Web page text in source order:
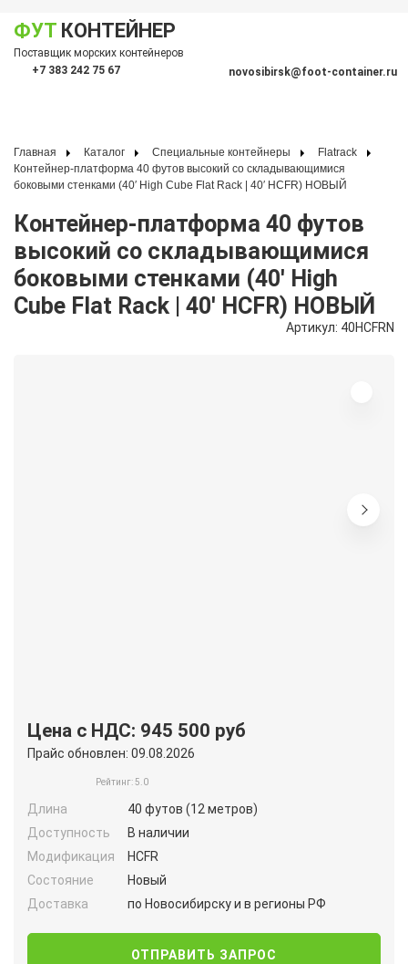
ФУТ КОНТЕЙНЕР
Поставщик морских контейнеров
+7 383 242 75 67
novosibirsk@foot-container.ru
Главная Каталог Специальные контейнеры
Flatrack
Контейнер-платформа 40 футов высокий со складывающимися
боковыми стенками (40′ High Cube Flat Rack | 40′ HCFR) НОВЫЙ
Контейнер-платформа 40 футов
высокий со складывающимися
боковыми стенками (40′ High
Cube Flat Rack | 40′ HCFR) НОВЫЙ
Артикул: 40HCFRN
Цена с НДС: 945 500 руб
Прайс обновлен: 09.08.2026
Рейтинг: 5.0
Длина
40 футов (12 метров)
Доступность
В наличии
Модификация
HCFR
Состояние
Новый
Доставка
по Новосибирску и в регионы РФ
ОТПРАВИТЬ ЗАПРОС
меню